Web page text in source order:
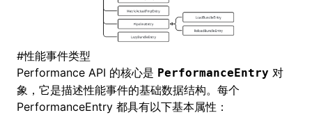
#性能事件类型
Performance API 的核心是 PerformanceEntry 对
象，它是描述性能事件的基础数据结构。每个
PerformanceEntry 都具有以下基本属性：